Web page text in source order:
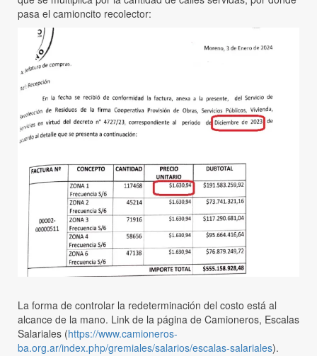
pasa el camioncito recolector:
La forma de controlar la redeterminación del costo está al
alcance de la mano. Link de la página de Camioneros, Escalas
Salariales (https://www.camioneros-
ba.org.ar/index.php/gremiales/salarios/escalas-salariales).